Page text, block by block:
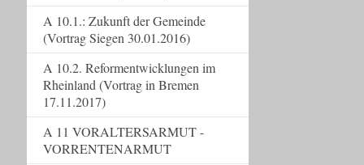
A 10.1.: Zukunft der Gemeinde
(Vortrag Siegen 30.01.2016)
A 10.2. Reformentwicklungen im
Rheinland (Vortrag in Bremen
17.11.2017)
A 11 VORALTERSARMUT -
VORRENTENARMUT